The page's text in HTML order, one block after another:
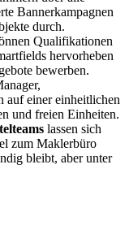
Bannerkampagnen
durch.
Qualifikationen
hervorheben
bewerben.
auf einer einheitlichen
und freien Einheiten.
lassen sich
zum Maklerbüro
bleibt, aber unter